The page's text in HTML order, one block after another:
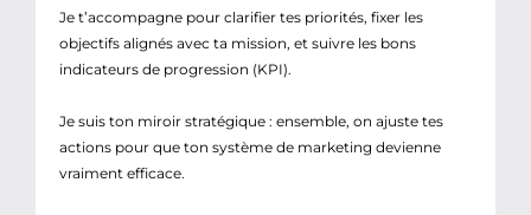
Je t’accompagne pour clarifier tes priorités, fixer les
objectifs alignés avec ta mission, et suivre les bons
indicateurs de progression (KPI).
Je suis ton miroir stratégique : ensemble, on ajuste tes
actions pour que ton système de marketing devienne
vraiment efficace.